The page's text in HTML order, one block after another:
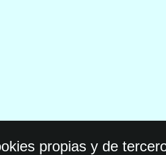
propias y de